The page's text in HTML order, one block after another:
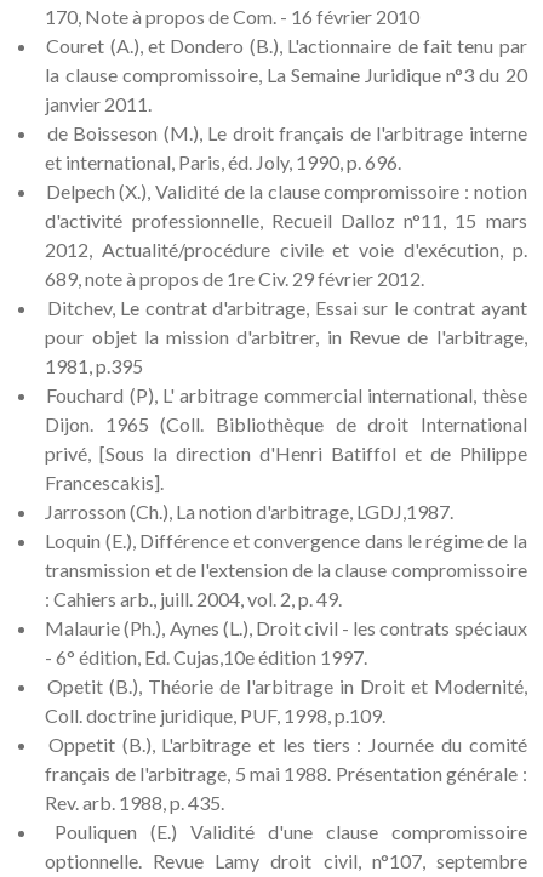
170, Note à propos de Com. - 16 février 2010
Couret (A.), et Dondero (B.), L'actionnaire de fait tenu par
la clause compromissoire, La Semaine Juridique n°3 du 20
janvier 2011.
de Boisseson (M.), Le droit français de l'arbitrage interne
et international, Paris, éd. Joly, 1990, p. 696.
Delpech (X.), Validité de la clause compromissoire : notion
d'activité professionnelle, Recueil Dalloz n°11, 15 mars
2012, Actualité/procédure civile et voie d'exécution, p.
689, note à propos de 1re Civ. 29 février 2012.
Ditchev, Le contrat d'arbitrage, Essai sur le contrat ayant
pour objet la mission d'arbitrer, in Revue de l'arbitrage,
1981, p.395
Fouchard (P), L' arbitrage commercial international, thèse
Dijon. 1965 (Coll. Bibliothèque de droit International
privé, [Sous la direction d'Henri Batiffol et de Philippe
Francescakis].
Jarrosson (Ch.), La notion d'arbitrage, LGDJ,1987.
Loquin (E.), Différence et convergence dans le régime de la
transmission et de l'extension de la clause compromissoire
: Cahiers arb., juill. 2004, vol. 2, p. 49.
Malaurie (Ph.), Aynes (L.), Droit civil - les contrats spéciaux
- 6° édition, Ed. Cujas,10e édition 1997.
Opetit (B.), Théorie de l'arbitrage in Droit et Modernité,
Coll. doctrine juridique, PUF, 1998, p.109.
Oppetit (B.), L'arbitrage et les tiers : Journée du comité
français de l'arbitrage, 5 mai 1988. Présentation générale :
Rev. arb. 1988, p. 435.
Pouliquen (E.) Validité d'une clause compromissoire
optionnelle. Revue Lamy droit civil, n°107, septembre